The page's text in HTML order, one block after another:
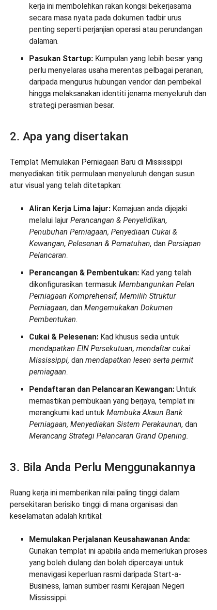
kerja ini membolehkan rakan kongsi bekerjasama
secara masa nyata pada dokumen tadbir urus
penting seperti perjanjian operasi atau perundangan
dalaman.
Pasukan Startup: Kumpulan yang lebih besar yang
perlu menyelaras usaha merentas pelbagai peranan,
daripada mengurus hubungan vendor dan pembekal
hingga melaksanakan identiti jenama menyeluruh dan
strategi perasmian besar.
2. Apa yang disertakan
Templat Memulakan Perniagaan Baru di Mississippi
menyediakan titik permulaan menyeluruh dengan susun
atur visual yang telah ditetapkan:
Aliran Kerja Lima lajur: Kemajuan anda dijejaki
melalui lajur Perancangan & Penyelidikan,
Penubuhan Perniagaan, Penyediaan Cukai &
Kewangan, Pelesenan & Pematuhan, dan Persiapan
Pelancaran.
Perancangan & Pembentukan: Kad yang telah
dikonfigurasikan termasuk Membangunkan Pelan
Perniagaan Komprehensif, Memilih Struktur
Perniagaan, dan Mengemukakan Dokumen
Pembentukan.
Cukai & Pelesenan: Kad khusus sedia untuk
mendapatkan EIN Persekutuan, mendaftar cukai
Mississippi, dan mendapatkan lesen serta permit
perniagaan.
Pendaftaran dan Pelancaran Kewangan: Untuk
memastikan pembukaan yang berjaya, templat ini
merangkumi kad untuk Membuka Akaun Bank
Perniagaan, Menyediakan Sistem Perakaunan, dan
Merancang Strategi Pelancaran Grand Opening.
3. Bila Anda Perlu Menggunakannya
Ruang kerja ini memberikan nilai paling tinggi dalam
persekitaran berisiko tinggi di mana organisasi dan
keselamatan adalah kritikal:
Memulakan Perjalanan Keusahawanan Anda:
Gunakan templat ini apabila anda memerlukan proses
yang boleh diulang dan boleh dipercayai untuk
menavigasi keperluan rasmi daripada Start-a-
Business, laman sumber rasmi Kerajaan Negeri
Mississippi.